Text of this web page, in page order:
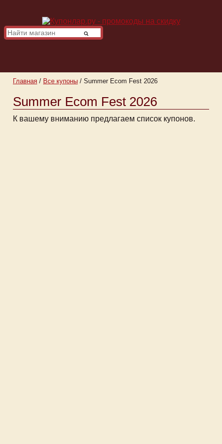
Главная / Все купоны / Summer Ecom Fest 2026
Summer Ecom Fest 2026
К вашему вниманию предлагаем список купонов.